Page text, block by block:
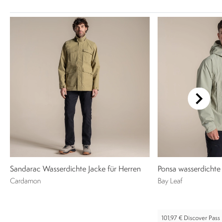
Sandarac Wasserdichte Jacke für Herren
Cardamon
Ponsa
Bay Leaf
101,97 € Discover Pass